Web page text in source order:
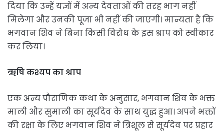
दिया कि उन्हें यज्ञों में अन्य देवताओं की तरह भाग नहीं
मिलेगा और उनकी पूजा भी नहीं की जाएगी। मान्यता है कि
भगवान शिव ने बिना किसी विरोध के इस श्राप को स्वीकार
कर लिया।
ऋषि कश्यप का श्राप
एक अन्य पौराणिक कथा के अनुसार, भगवान शिव के भक्त
माली और सुमाली का सूर्यदेव के साथ युद्ध हुआ। अपने भक्तों
की रक्षा के लिए भगवान शिव ने त्रिशूल से सूर्यदेव पर प्रहार